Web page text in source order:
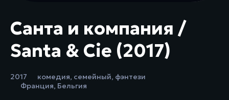
Санта и компания /
Santa & Cie (2017)
2017 комедия, семейный, фэнтези
Франция, Бельгия